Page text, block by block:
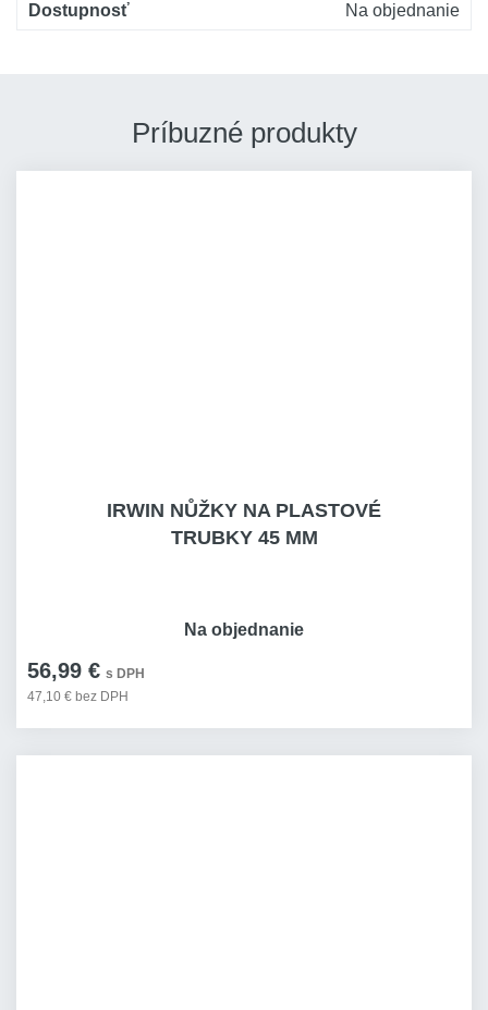
Dostupnosť
Na objednanie
Príbuzné produkty
IRWIN NŮŽKY NA PLASTOVÉ
TRUBKY 45 MM
56,99 € s DPH
47,10 € bez DPH
Na objednanie